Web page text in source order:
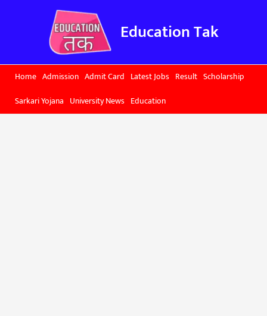
Education Tak
Home Admission Admit Card Latest Jobs Result Scholarship
Sarkari Yojana University News Education